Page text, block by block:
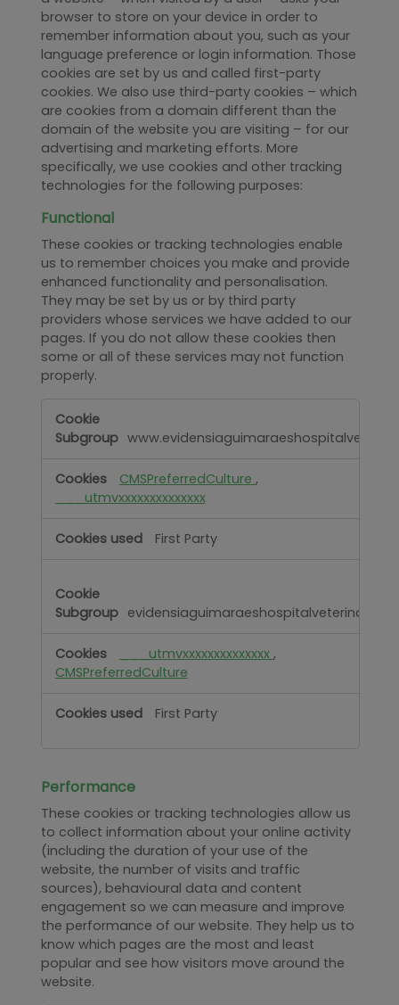
browser to store on your device in order to
remember information about you, such as your
language preference or login information. Those
cookies are set by us and called first-party
cookies. We also use third-party cookies – which
are cookies from a domain different than the
domain of the website you are visiting – for our
advertising and marketing efforts. More
specifically, we use cookies and other tracking
technologies for the following purposes:
Functional
These cookies or tracking technologies enable
us to remember choices you make and provide
enhanced functionality and personalisation.
They may be set by us or by third party
providers whose services we have added to our
pages. If you do not allow these cookies then
some or all of these services may not function
properly.
Functional
CMSPreferredCulture ,
___utmvxxxxxxxxxxxxxx
First Party
evidensiaguimaraeshospitalveterinario.pt
___utmvxxxxxxxxxxxxxx ,
CMSPreferredCulture
First Party
Performance
These cookies or tracking technologies allow us
to collect information about your online activity
(including the duration of your use of the
website, the number of visits and traffic
sources), behavioural data and content
engagement so we can measure and improve
the performance of our website. They help us to
know which pages are the most and least
popular and see how visitors move around the
website.